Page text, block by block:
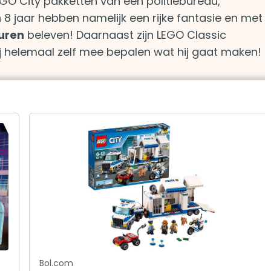
jaar hebben namelijk een rijke fantasie en met
beleven! Daarnaast zijn LEGO Classic
zelf mee bepalen wat hij gaat maken!
Bol.com